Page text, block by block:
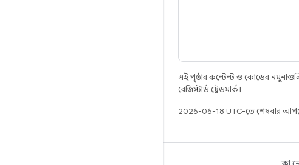
এই পৃষ্ঠার কন্টেন্ট ও কোডের
রেজিস্টার্ড ট্রেডমার্ক।
2026-06-18 UTC-তে শেষবার